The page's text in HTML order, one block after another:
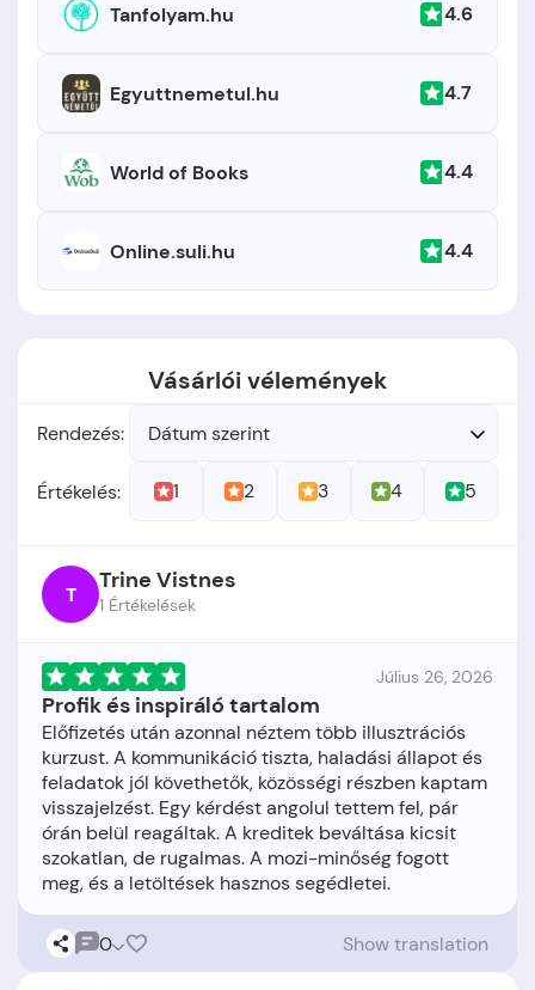
Tanfolyam.hu 4.6
Egyuttnemetul.hu 4.7
World of Books 4.4
Online.suli.hu 4.4
Vásárlói vélemények
Rendezés: Dátum szerint
Értékelés: 1 2 3 4 5
T Trine Vistnes
1 Értékelések
Július 26, 2026
Profik és inspiráló tartalom
Előfizetés után azonnal néztem több illusztrációs
kurzust. A kommunikáció tiszta, haladási állapot és
feladatok jól követhetők, közösségi részben kaptam
visszajelzést. Egy kérdést angolul tettem fel, pár
órán belül reagáltak. A kreditek beváltása kicsit
szokatlan, de rugalmas. A mozi-minőség fogott
0 Show translation